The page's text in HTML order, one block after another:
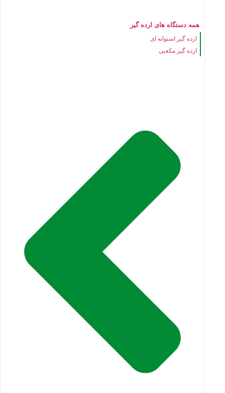
همه دستگاه های ارده گیر
ارده گیر استوانه ای
ارده گیر مکعبی